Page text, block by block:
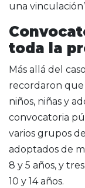
una
toda la
Más allá del
recordaron que
niños, niñas y
convocatoria
varios grupos
adoptados de
8 y 5 años, y
10 y 14 años.